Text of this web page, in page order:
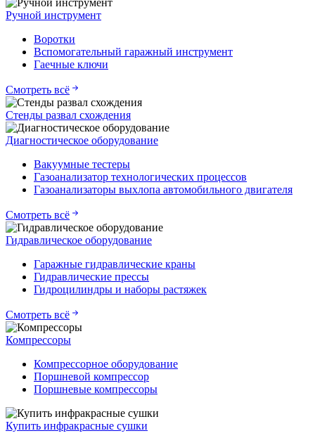
Ручной инструмент
Воротки
Вспомогательный гаражный инструмент
Гаечные ключи
Смотреть всё
Стенды развал схождения
Диагностическое оборудование
Вакуумные тестеры
Газоанализатор технологических процессов
Газоанализаторы выхлопа автомобильного двигателя
Смотреть всё
Гидравлическое оборудование
Гаражные гидравлические краны
Гидравлические прессы
Гидроцилиндры и наборы растяжек
Смотреть всё
Компрессоры
Компрессорное оборудование
Поршневой компрессор
Поршневые компрессоры
Купить инфракрасные сушки